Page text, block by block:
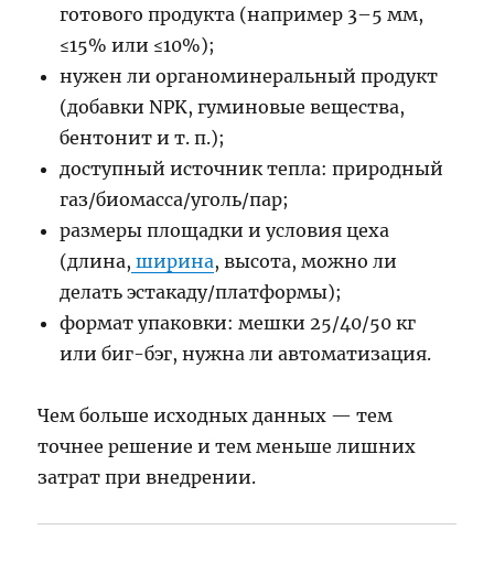
готового продукта (например 3–5 мм,
≤15% или ≤10%);
нужен ли органоминеральный продукт
(добавки NPK, гуминовые вещества,
бентонит и т. п.);
доступный источник тепла: природный
газ/биомасса/уголь/пар;
размеры площадки и условия цеха
(длина, ширина, высота, можно ли
делать эстакаду/платформы);
формат упаковки: мешки 25/40/50 кг
или биг-бэг, нужна ли автоматизация.
Чем больше исходных данных — тем
точнее решение и тем меньше лишних
затрат при внедрении.